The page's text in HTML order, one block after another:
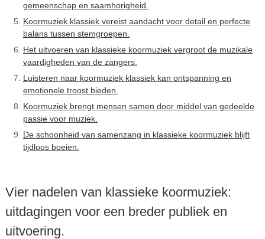
gemeenschap en saamhorigheid.
Koormuziek klassiek vereist aandacht voor detail en perfecte
balans tussen stemgroepen.
Het uitvoeren van klassieke koormuziek vergroot de muzikale
vaardigheden van de zangers.
Luisteren naar koormuziek klassiek kan ontspanning en
emotionele troost bieden.
Koormuziek brengt mensen samen door middel van gedeelde
passie voor muziek.
De schoonheid van samenzang in klassieke koormuziek blijft
tijdloos boeien.
Vier nadelen van klassieke koormuziek:
uitdagingen voor een breder publiek en
uitvoering.